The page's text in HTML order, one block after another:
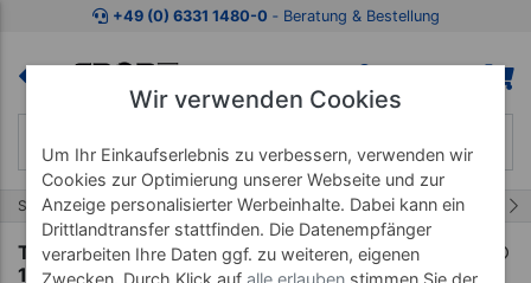
Zum Kaufbereich springen Zur Produktbeschreibung
+49 (0) 6331 1480-0 ‐ Beratung & Bestellung
Start Matten Gymnastikmatten 25/68
TOGU Gymnastikmatte JumpYone, LxBxH
180x66x0,5 cm
Wir verwenden Cookies
Um Ihr Einkaufserlebnis zu verbessern, verwenden wir
Cookies zur Optimierung unserer Webseite und zur
Anzeige personalisierter Werbeinhalte. Dabei kann ein
Drittlandtransfer stattfinden. Die Datenempfänger
verarbeiten Ihre Daten ggf. zu weiteren, eigenen
Zwecken. Durch Klick aufalle erlauben stimmen Sie der